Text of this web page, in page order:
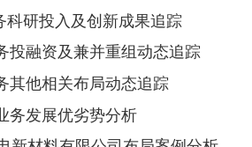
科研投入及创新成果追踪
投融资及兼并重组动态追踪
其他相关布局动态追踪
务发展优劣势分析